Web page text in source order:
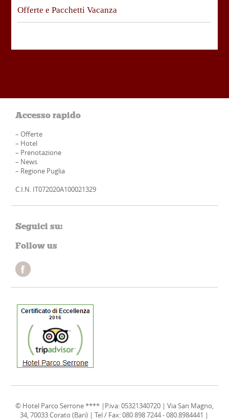
Offerte e Pacchetti Vacanza
Accesso rapido
–Offerte
– Hotel
– Prenotazione
– News
– Regione Puglia
C.I.N. IT072020A100021329
Seguici su:
Follow us
© Hotel Parco Serrone **** |P.iva: 05321340720 | Via San Magno,
34, 70033 Corato (Bari) | Tel / Fax: 080 898 7244 - 080.8984441 |